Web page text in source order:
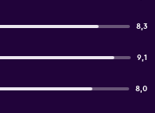
8,3
9,1
8,0